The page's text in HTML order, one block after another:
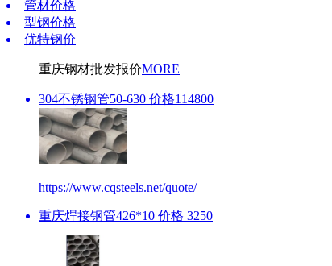
管材价格
型钢价格
优特钢价
重庆钢材批发报价MORE
304不锈钢管50-630 价格114800
https://www.cqsteels.net/quote/
重庆焊接钢管426*10 价格 3250